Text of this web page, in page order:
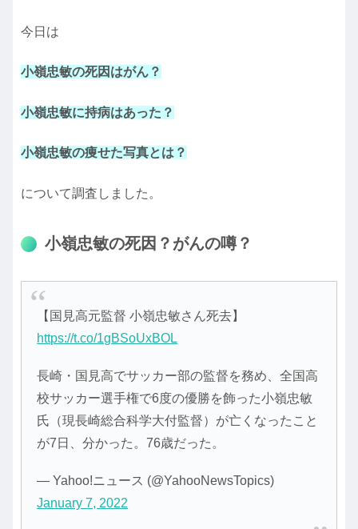
今日は
小嶺忠敏の死因はがん？
小嶺忠敏に持病はあった？
小嶺忠敏の痩せた写真とは？
について調査しました。
小嶺忠敏の死因？がんの噂？
【国見高元監督 小嶺忠敏さん死去】
https://t.co/1gBSoUxBOL
長崎・国見高でサッカー部の監督を務め、全国高
校サッカー選手権で6度の優勝を飾った小嶺忠敏
氏（現長崎総合科学大付監督）が亡くなったこと
が7日、分かった。76歳だった。
— Yahoo!ニュース (@YahooNewsTopics)
January 7, 2022